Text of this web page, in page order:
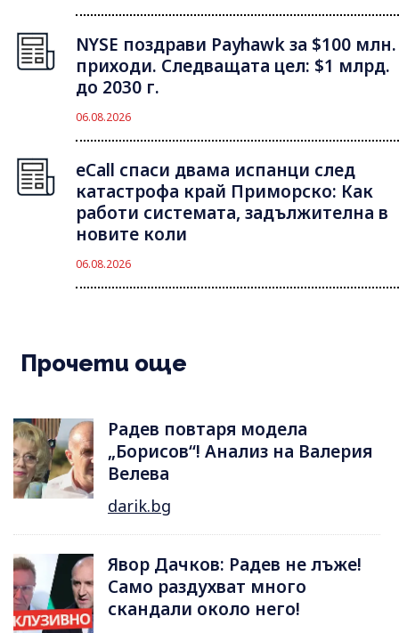
NYSE поздрави Payhawk за $100 млн.
приходи. Следващата цел: $1 млрд.
до 2030 г.
06.08.2026
eCall спаси двама испанци след
катастрофа край Приморско: Как
работи системата, задължителна в
новите коли
06.08.2026
Прочети още
Радев повтаря модела
„Борисов“! Анализ на Валерия
Велева
darik.bg
Явор Дачков: Радев не лъже!
Само раздухват много
скандали около него!